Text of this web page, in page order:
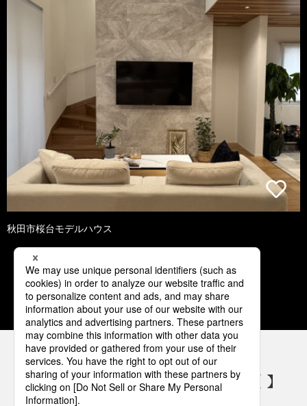
秋田市桜台モデルハウス
1 2 3 4 5
パナソニックの電気設備 SNSアカウント